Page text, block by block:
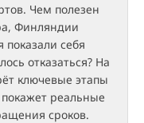
Чем полезен
Финляндии
себя
отказаться? На
ключевые этапы
реальные
сроков.